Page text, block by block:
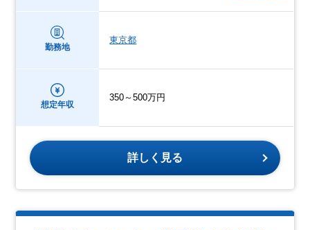
勤務地
東京都
想定年収
350～500万円
詳しく見る